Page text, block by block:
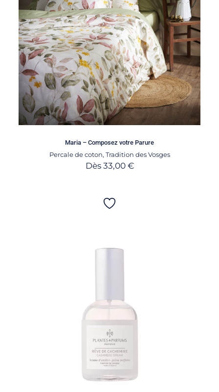
Maria – Composez votre Parure
Percale de coton, Tradition des Vosges
Dès 33,00 €